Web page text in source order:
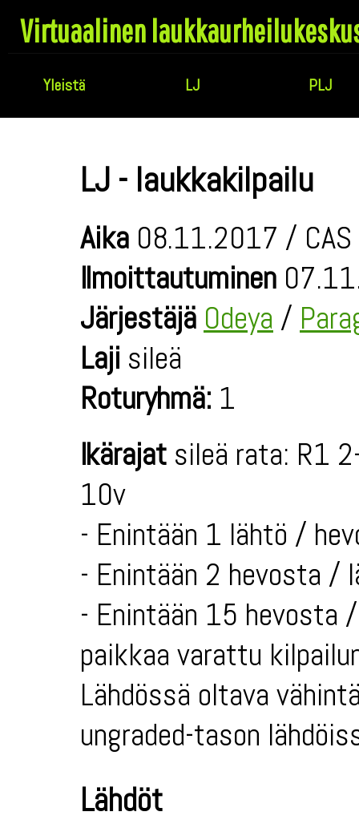
Virtuaalinen
Yleistä LJ PLJ
LJ - laukkakilpailu
Aika 08.11.2017 /
Ilmoittautuminen
Järjestäjä Odeya /
Laji sileä
Roturyhmä: 1
Ikärajat sileä rata: R1
10v
- Enintään 1 lähtö /
- Enintään 2 hevosta /
- Enintään 15 hevosta
paikkaa varattu
Lähdössä oltava
ungraded-tason
Lähdöt